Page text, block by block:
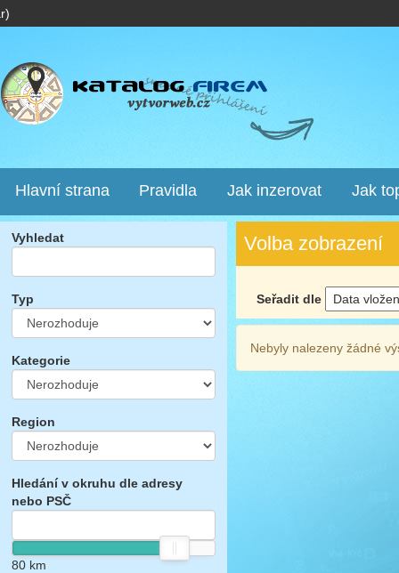
Hlavní strana Pravidla Jak inzerovat Jak
Vyhledat
Typ
Kategorie
Region
Hledání v okruhu dle adresy
nebo PSČ
80km
Volba zobrazení
Seřadit dle
Nebyly nalezeny žádné